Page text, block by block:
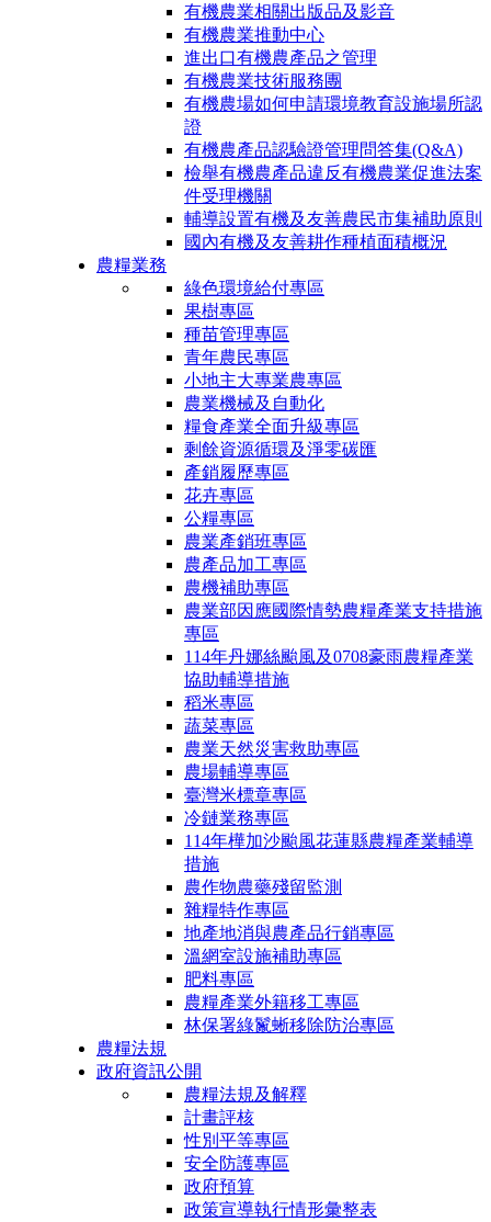
有機農業相關出版品及影音
有機農業推動中心
進出口有機農產品之管理
有機農業技術服務團
有機農場如何申請環境教育設施場所認
證
有機農產品認驗證管理問答集(Q&A)
檢舉有機農產品違反有機農業促進法案
件受理機關
輔導設置有機及友善農民市集補助原則
國內有機及友善耕作種植面積概況
農糧業務
綠色環境給付專區
果樹專區
種苗管理專區
青年農民專區
小地主大專業農專區
農業機械及自動化
糧食產業全面升級專區
剩餘資源循環及淨零碳匯
產銷履歷專區
花卉專區
公糧專區
農業產銷班專區
農產品加工專區
農機補助專區
農業部因應國際情勢農糧產業支持措施
專區
114年丹娜絲颱風及0708豪雨農糧產業
協助輔導措施
稻米專區
蔬菜專區
農業天然災害救助專區
農場輔導專區
臺灣米標章專區
冷鏈業務專區
114年樺加沙颱風花蓮縣農糧產業輔導
措施
農作物農藥殘留監測
雜糧特作專區
地產地消與農產品行銷專區
溫網室設施補助專區
肥料專區
農糧產業外籍移工專區
林保署綠鬣蜥移除防治專區
農糧法規
政府資訊公開
農糧法規及解釋
計畫評核
性別平等專區
安全防護專區
政府預算
政策宣導執行情形彙整表